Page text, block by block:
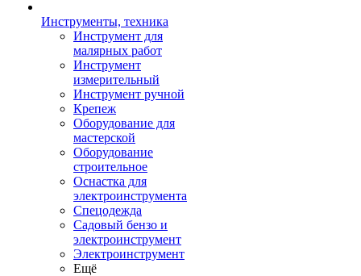
Инструменты, техника
Инструмент для
малярных работ
Инструмент
измерительный
Инструмент ручной
Крепеж
Оборудование для
мастерской
Оборудование
строительное
Оснастка для
электроинструмента
Спецодежда
Садовый бензо и
электроинструмент
Электроинструмент
Ещё